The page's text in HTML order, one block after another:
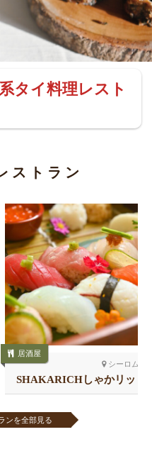
タイ料理レスト
ストラン
シーロム
居酒屋
SHAKARICHしゃかリッ
チ スラウォン
ンを全部見る